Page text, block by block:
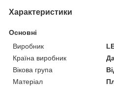
Характеристики
Основні
Виробник
Країна виробник
Вікова група
Матеріал